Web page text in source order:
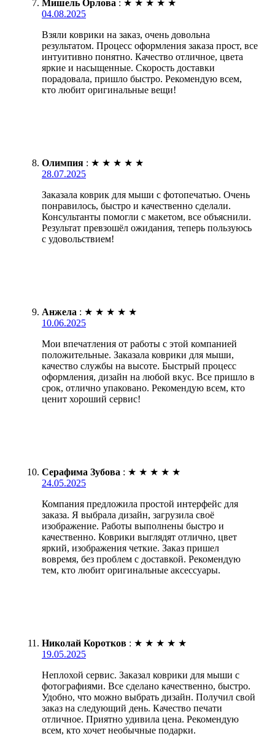
Мишель Орлова : ★ ★ ★ ★ ★
04.08.2025
Взяли коврики на заказ, очень довольна
результатом. Процесс оформления заказа прост, все
интуитивно понятно. Качество отличное, цвета
яркие и насыщенные. Скорость доставки
порадовала, пришло быстро. Рекомендую всем,
кто любит оригинальные вещи!
Олимпия : ★ ★ ★ ★ ★
28.07.2025
Заказала коврик для мыши с фотопечатью. Очень
понравилось, быстро и качественно сделали.
Консультанты помогли с макетом, все объяснили.
Результат превзошёл ожидания, теперь пользуюсь
с удовольствием!
Анжела : ★ ★ ★ ★ ★
10.06.2025
Мои впечатления от работы с этой компанией
положительные. Заказала коврики для мыши,
качество службы на высоте. Быстрый процесс
оформления, дизайн на любой вкус. Все пришло в
срок, отлично упаковано. Рекомендую всем, кто
ценит хороший сервис!
Серафима Зубова : ★ ★ ★ ★ ★
24.05.2025
Компания предложила простой интерфейс для
заказа. Я выбрала дизайн, загрузила своё
изображение. Работы выполнены быстро и
качественно. Коврики выглядят отлично, цвет
яркий, изображения четкие. Заказ пришел
вовремя, без проблем с доставкой. Рекомендую
тем, кто любит оригинальные аксессуары.
Николай Коротков : ★ ★ ★ ★ ★
19.05.2025
Неплохой сервис. Заказал коврики для мыши с
фотографиями. Все сделано качественно, быстро.
Удобно, что можно выбрать дизайн. Получил свой
заказ на следующий день. Качество печати
отличное. Приятно удивила цена. Рекомендую
всем, кто хочет необычные подарки.